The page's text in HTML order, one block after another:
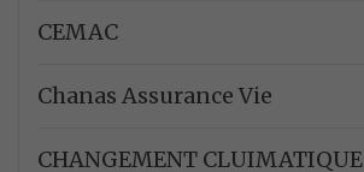
CEMAC
Chanas Assurance Vie
CHANGEMENT CLUIMATIQUE